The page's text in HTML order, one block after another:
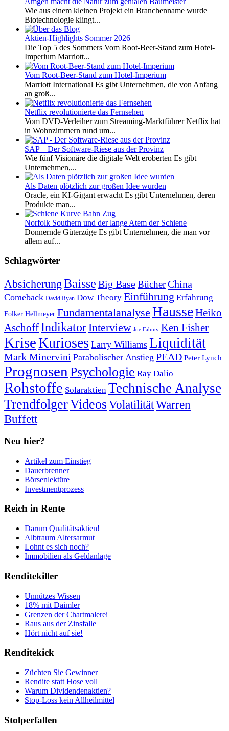
Wie aus einem kleinen Projekt ein Branchenname wurde
Biotechnologie klingt...
Aktien-Highlights Sommer 2026
Die Top 5 des Sommers Vom Root-Beer-Stand zum Hotel-
Imperium Marriott...
Vom Root-Beer-Stand zum Hotel-Imperium
Marriott International Es gibt Unternehmen, die von Anfang
an groß...
Netflix revolutionierte das Fernsehen
Vom DVD-Verleiher zum Streaming-Marktführer Netflix hat
in Wohnzimmern rund um...
SAP – Der Software-Riese aus der Provinz
Wie fünf Visionäre die digitale Welt eroberten Es gibt
Unternehmen,...
Als Daten plötzlich zur großen Idee wurden
Oracle, ein KI-Gigant erwacht Es gibt Unternehmen, deren
Produkte man...
Norfolk Southern und der lange Atem der Schiene
Donnernde Güterzüge Es gibt Unternehmen, die man vor
allem auf...
Schlagwörter
Absicherung Baisse Big BaseBücherChina
Comeback David Ryan Dow Theory Einführung Erfahrung
Folker Hellmeyer Fundamentalanalyse HausseHeiko
Aschoff IndikatorInterview Joe Fahmy Ken Fisher
KriseKurioses Larry Williams Liquidität
Mark Minervini Parabolischer Anstieg PEAD Peter Lynch
Prognosen Psychologie Ray Dalio
Rohstoffe Solaraktien Technische Analyse
TrendfolgerVideosVolatilitätWarren
Buffett
Neu hier?
Artikel zum Einstieg
Dauerbrenner
Börsenlektüre
Investmentprozess
Reich in Rente
Darum Qualitätsaktien!
Albtraum Altersarmut
Lohnt es sich noch?
Immobilien als Geldanlage
Renditekiller
Unnützes Wissen
18% mit Daimler
Grenzen der Chartmalerei
Raus aus der Zinsfalle
Hört nicht auf sie!
Renditekick
Züchten Sie Gewinner
Rendite statt Hose voll
Warum Dividendenaktien?
Stop-Loss kein Allheilmittel
Stolperfallen